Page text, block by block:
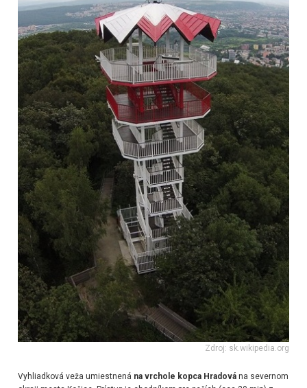
Zdroj: sk.wikipedia.org
Vyhliadková veža umiestnená na vrchole kopca Hradována severnom